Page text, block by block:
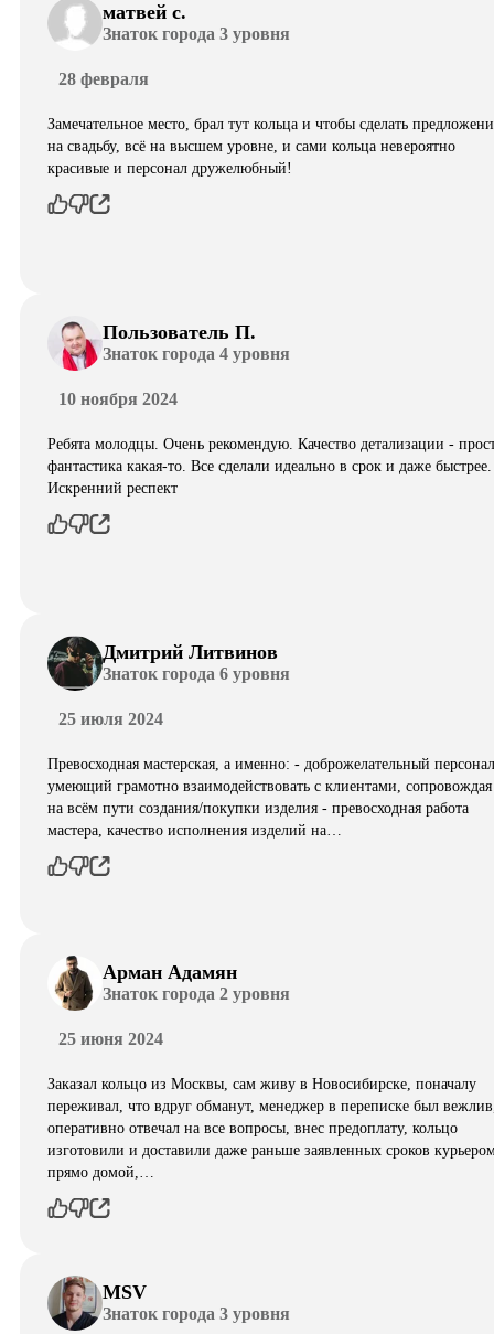
матвей с.
Знаток города 3 уровня
28 февраля
Замечательное место, брал тут кольца и чтобы сделать
на свадьбу, всё на высшем уровне, и сами кольца невероятно
красивые и персонал дружелюбный!
Пользователь П.
Знаток города 4 уровня
10 ноября 2024
Ребята молодцы. Очень рекомендую. Качество детализации -
фантастика какая-то. Все сделали идеально в срок и даже быстрее.
Искренний респект
Дмитрий Литвинов
Знаток города 6 уровня
25 июля 2024
Превосходная мастерская, а именно: - доброжелательный
умеющий грамотно взаимодействовать с клиентами,
на всём пути создания/покупки изделия - превосходная работа
мастера, качество исполнения изделий на…
Арман Адамян
Знаток города 2 уровня
25 июня 2024
Заказал кольцо из Москвы, сам живу в Новосибирске, поначалу
переживал, что вдруг обманут, менеджер в переписке был
оперативно отвечал на все вопросы, внес предоплату, кольцо
изготовили и доставили даже раньше заявленных сроков
прямо домой,…
MSV
Знаток города 3 уровня